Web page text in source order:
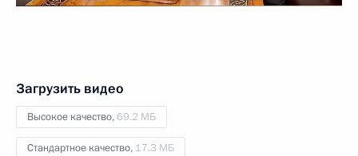
Загрузить видео
Высокое качество,69.2 МБ
Стандартное качество, 17.3 МБ